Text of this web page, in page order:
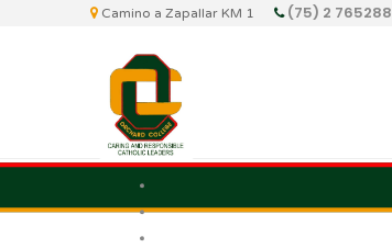
Camino a Zapallar KM 1 (75) 2 765288